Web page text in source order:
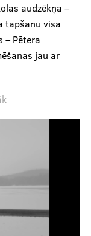
audzēkņa –
tapšanu visa
– Pētera
jau ar